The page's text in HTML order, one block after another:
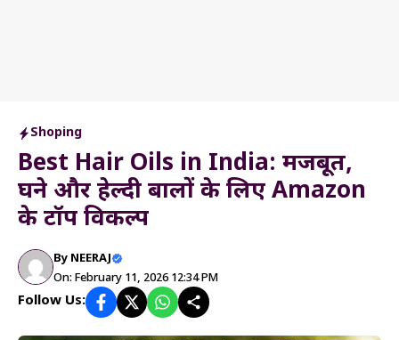
Shoping
Best Hair Oils in India: मजबूत,
घने और हेल्दी बालों के लिए Amazon
के टॉप विकल्प
By NEERAJ
On: February 11, 2026 12:34 PM
Follow Us: